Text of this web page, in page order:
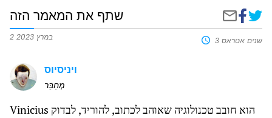
2 במרץ 2023 3 שנים אטראס
שתף את המאמר הזה
שתף
באמצעות
דואר
שתף
בפייסבוק
איך
לדעת
אם
ויניסיוס
מְחַבֵּר
Vinicius הוא חובב טכנולוגיה שאוהב לכתוב, להוריד, לבדוק